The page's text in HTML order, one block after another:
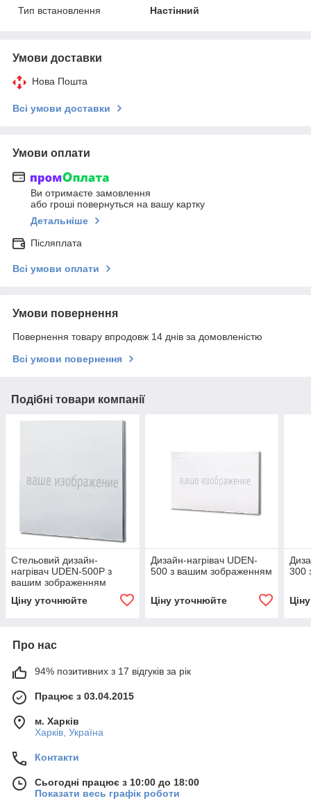
Тип встановлення
Настінний
Умови доставки
Нова Пошта
Всі умови доставки
Умови оплати
Ви отримаєте замовлення
або гроші повернуться на вашу картку
Детальніше
Післяплата
Всі умови оплати
Умови повернення
Повернення товару впродовж 14 днів за домовленістю
Всі умови повернення
Подібні товари компанії
Стельовий дизайн-
нагрівач UDEN-500P з
вашим зображенням
Ціну уточнюйте
Дизайн-нагрівач UDEN-
500 з вашим зображенням
Ціну уточнюйте
300
Про нас
94% позитивних з 17 відгуків за рік
Працює з 03.04.2015
м. Харків
Харків, Україна
Контакти
Сьогодні працює з 10:00 до 18:00
Показати весь графік роботи